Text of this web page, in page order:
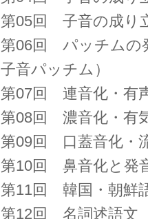
第05回 子音の成り
第06回 パッチムの
子音パッチム）
第07回 連音化・有
第08回 濃音化・有
第09回 口蓋音化・
第10回 鼻音化と発
第11回 韓国・朝鮮
第12回 名詞述語文